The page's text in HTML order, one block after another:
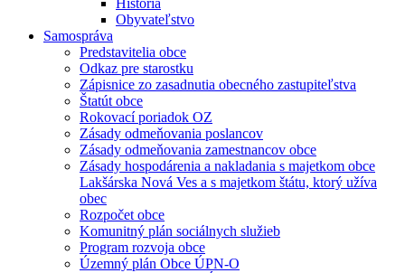
História
Obyvateľstvo
Samospráva
Predstavitelia obce
Odkaz pre starostku
Zápisnice zo zasadnutia obecného zastupiteľstva
Štatút obce
Rokovací poriadok OZ
Zásady odmeňovania poslancov
Zásady odmeňovania zamestnancov obce
Zásady hospodárenia a nakladania s majetkom obce
Lakšárska Nová Ves a s majetkom štátu, ktorý užíva
obec
Rozpočet obce
Komunitný plán sociálnych služieb
Program rozvoja obce
Územný plán Obce ÚPN-O